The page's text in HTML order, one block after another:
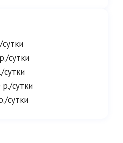
сутки
сутки
сутки
сутки